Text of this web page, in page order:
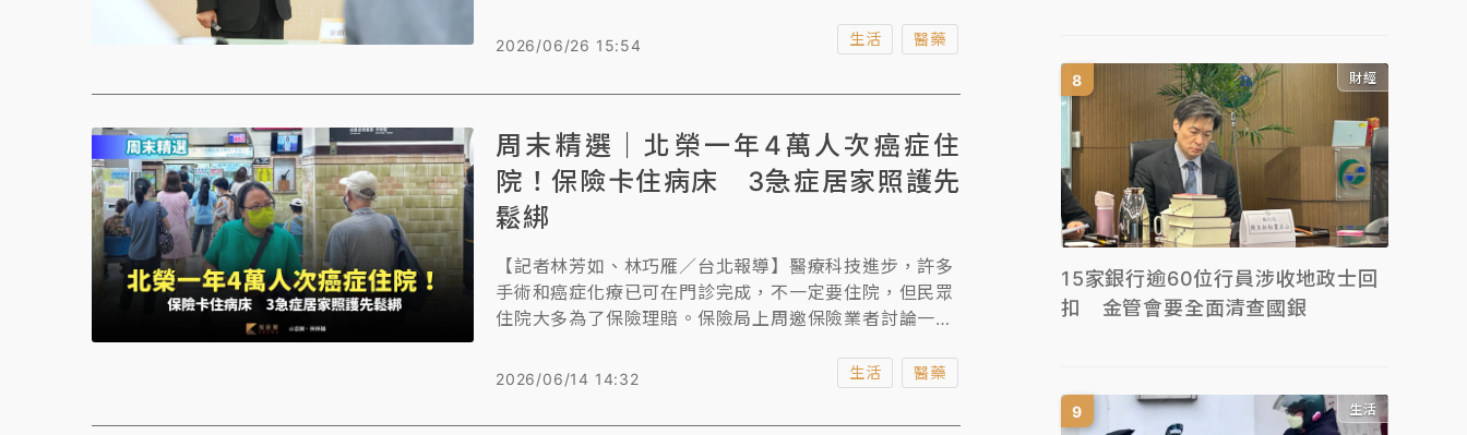
定，恢復情況持續進步，但呼籲同仁暫時不要前往探視，
2026/06/26 15:54 生活 醫藥
周末精選｜北榮一年4萬人次癌症住
院！保險卡住病床 3急症居家照護先
鬆綁
【記者林芳如、林巧雁／台北報導】醫療科技進步，許多
手術和癌症化療已可在門診完成，不一定要住院，但民眾
住院大多為了保險理賠。保險局上周邀保險業者討論一日
織感染」等三類在宅急症照護去設計新保單，未來不限此
萬人次住院，其中4萬人次是癌症病人，住院化療占
2026/06/14 14:32 生活 醫藥
財經
15家銀行逾60位行員涉收地政士回
扣 金管會要全面清查國銀
生活